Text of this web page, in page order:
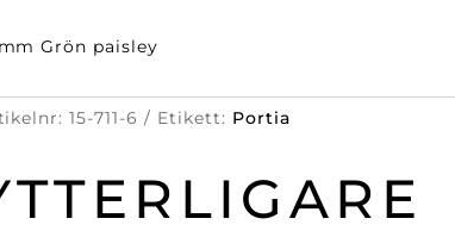
Grön paisley
15-711-6 Etikett: Portia